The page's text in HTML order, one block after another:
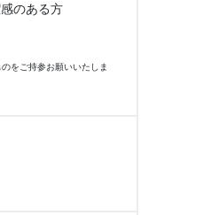
のある方
をご持参お願いいたしま